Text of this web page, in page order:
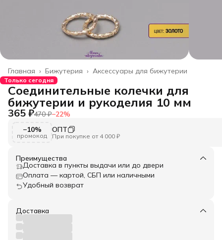
Аксессуары для бижутерии
Бижутерия ›
Главная ›
Только сегодня
Соединительные колечки для
бижутерии и рукоделия 10 мм
365 ₽470 ₽−22%
−10%
промокод
ОПТ
При покупке от 4 000 ₽
Преимущества
Доставка в пункты выдачи или до двери
Оплата — картой, СБП или наличными
Удобный возврат
Доставка